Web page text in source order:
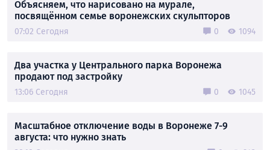
Объясняем, что нарисовано на мурале,
посвящённом семье воронежских скульпторов
07:02 Сегодня 0 1094
Два участка у Центрального парка Воронежа
продают под застройку
13:06 Сегодня 0 1045
Масштабное отключение воды в Воронеже 7-9
августа: что нужно знать